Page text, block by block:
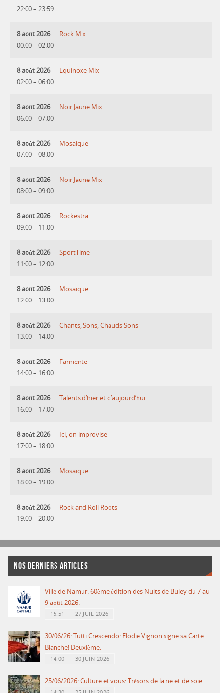
22:00– 23:59
8 août 2026
00:00– 02:00
Rock Mix
8 août 2026
02:00– 06:00
Equinoxe Mix
8 août 2026
06:00– 07:00
Noir Jaune Mix
8 août 2026
07:00– 08:00
Mosaique
8 août 2026
08:00– 09:00
Noir Jaune Mix
8 août 2026
09:00– 11:00
Rockestra
8 août 2026
11:00– 12:00
SportTime
8 août 2026
12:00– 13:00
Mosaique
8 août 2026
13:00– 14:00
Chants, Sons, Chauds Sons
8 août 2026
14:00– 16:00
Farniente
8 août 2026
16:00– 17:00
Talents d’hier et d’aujourd’hui
8 août 2026
17:00– 18:00
Ici, on improvise
8 août 2026
18:00– 19:00
Mosaique
8 août 2026
19:00– 20:00
Rock and Roll Roots
NOS DERNIERS ARTICLES
Ville de Namur: 60ème édition des Nuits de Buley du 7 au
9 août 2026.
15:51 27 JUIL 2026
30/06/26: Tutti Crescendo: Elodie Vignon signe sa Carte
Blanche! Deuxième.
14:00 30 JUIN 2026
25/06/2026: Culture et vous: Trésors de laine et de soie.